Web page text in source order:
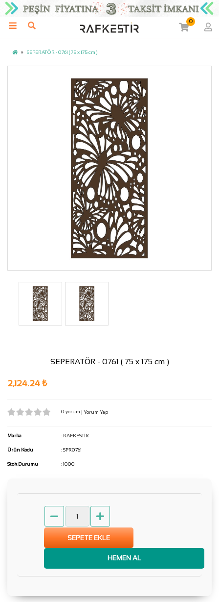
0
SEPERATÖR - 0761 ( 75 x 175 cm )
SEPERATÖR - 0761 ( 75 x 175 cm )
2,124.24 ₺
0 yorum | Yorum Yap
Marka : RAFKESTİR
Ürün Kodu : SPR0761
Stok Durumu : 1000
SEPETE EKLE
HEMEN AL